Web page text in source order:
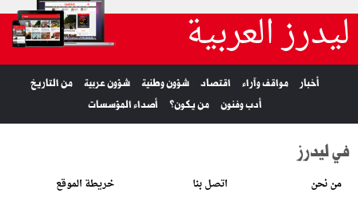
ليدرز العربية
أخبار مواقف وآراء اقتصاد شؤون وطنية شؤون عربية
من التاريخ
أدب وفنون
من يكون؟ أصداء المؤسسات
في ليدرز
من نحن اتصل بنا خريطة الموقع